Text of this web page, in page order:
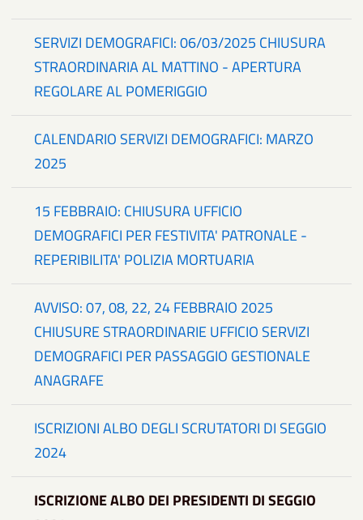
SERVIZI DEMOGRAFICI: 06/03/2025 CHIUSURA
STRAORDINARIA AL MATTINO - APERTURA
REGOLARE AL POMERIGGIO
CALENDARIO SERVIZI DEMOGRAFICI: MARZO
2025
15 FEBBRAIO: CHIUSURA UFFICIO
DEMOGRAFICI PER FESTIVITA' PATRONALE -
REPERIBILITA' POLIZIA MORTUARIA
AVVISO: 07, 08, 22, 24 FEBBRAIO 2025
CHIUSURE STRAORDINARIE UFFICIO SERVIZI
DEMOGRAFICI PER PASSAGGIO GESTIONALE
ANAGRAFE
ISCRIZIONI ALBO DEGLI SCRUTATORI DI SEGGIO
2024
ISCRIZIONE ALBO DEI PRESIDENTI DI SEGGIO